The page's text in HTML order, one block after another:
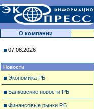
О компании
07.08.2026
Новости
Экономика РБ
Банковские новости РБ
Финансовые рынки РБ